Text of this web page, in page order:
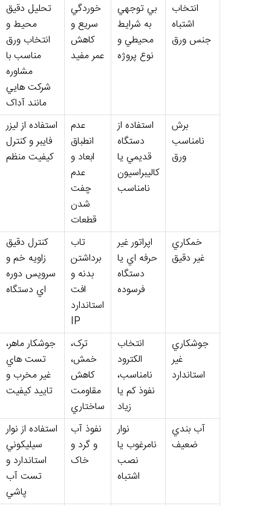
انتخاب
اشتباه
جنس ورق
بي توجهي
به شرايط
محيطي و
نوع پروژه
خوردگي
سريع و
کاهش
عمر مفيد
تحليل دقيق
محيط و
انتخاب ورق
مناسب با
مشاوره
شرکت هايي
مانند آداک
برش
نامناسب
ورق
استفاده از
دستگاه
قديمي يا
کاليبراسيون
نامناسب
عدم
انطباق
ابعاد و
عدم
چفت
شدن
قطعات
استفاده از ليزر
فايبر و کنترل
کيفيت منظم
خمکاري
غير دقيق
اپراتور غير
حرفه اي يا
دستگاه
فرسوده
تاب
برداشتن
بدنه و
افت
استاندارد
IP
کنترل دقيق
زاويه خم و
سرويس دوره
اي دستگاه
جوشکاري
غير
استاندارد
انتخاب
الکترود
نامناسب،
نفوذ کم يا
زياد
ترک،
خمش،
کاهش
مقاومت
ساختاري
جوشکار ماهر،
تست هاي
غير مخرب و
تاييد کيفيت
آب بندي
ضعيف
نوار
نامرغوب يا
نصب
اشتباه
نفوذ آب
و گرد و
خاک
استفاده از نوار
سيليکوني
استاندارد و
تست آب
پاشي